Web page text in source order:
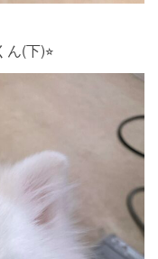
(下)⭐︎